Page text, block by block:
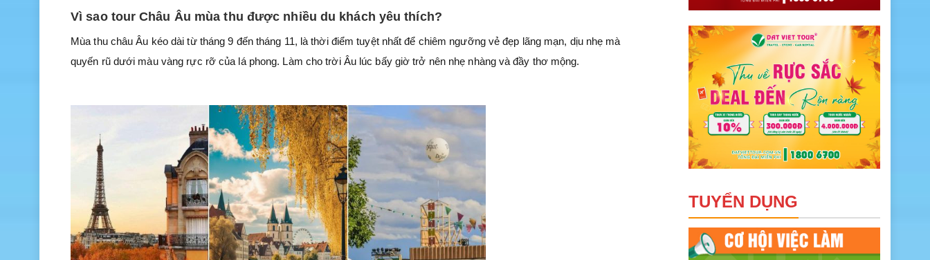
Vì sao tour Châu Âu mùa thu được nhiều du khách yêu thích?
Mùa thu châu Âu kéo dài từ tháng 9 đến tháng 11, là thời điểm tuyệt nhất để chiêm ngưỡng vẻ đẹp lãng mạn, dịu nhẹ mà
quyến rũ dưới màu vàng rực rỡ của lá phong. Làm cho trời Âu lúc bấy giờ trở nên nhẹ nhàng và đầy thơ mộng.
TUYỂN DỤNG